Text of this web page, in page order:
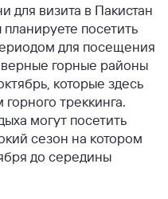
для визита в Пакистан
посетить
для посещения
горные районы
которые здесь
треккинга.
могут посетить
сезон на котором
до середины